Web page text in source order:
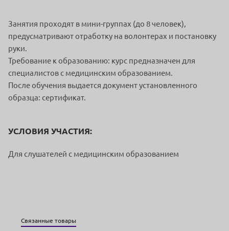
Занятия проходят в мини-группах (до 8 человек),
предусматривают отработку на волонтерах и постановку
руки.
Требование к образованию: курс предназначен для
специалистов с медицинским образованием.
После обучения выдается документ установленного
образца: сертификат.
УСЛОВИЯ УЧАСТИЯ:
Для слушателей с медицинским образованием
Связанные товары